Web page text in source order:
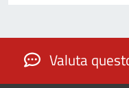
Valuta